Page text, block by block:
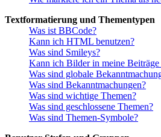
Textformatierung und Thementypen
Was ist BBCode?
Kann ich HTML benutzen?
Was sind Smileys?
Kann ich Bilder in meine Beiträge
Was sind globale
Was sind Bekanntmachungen?
Was sind wichtige Themen?
Was sind geschlossene Themen?
Was sind Themen-Symbole?